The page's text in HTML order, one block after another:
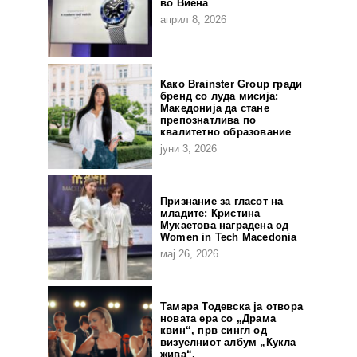
во Виена
април 8, 2026
Како Brainster Group гради
бренд со луда мисија:
Македонија да стане
препознатлива по
квалитетно образование
јуни 3, 2026
Признание за гласот на
младите: Кристина
Мукаетова наградена од
Women in Tech Macedonia
мај 26, 2026
Тамара Тодевска ја отвора
новата ера со „Драма
квин“, прв сингл од
визуелниот албум „Кукла
жива“.